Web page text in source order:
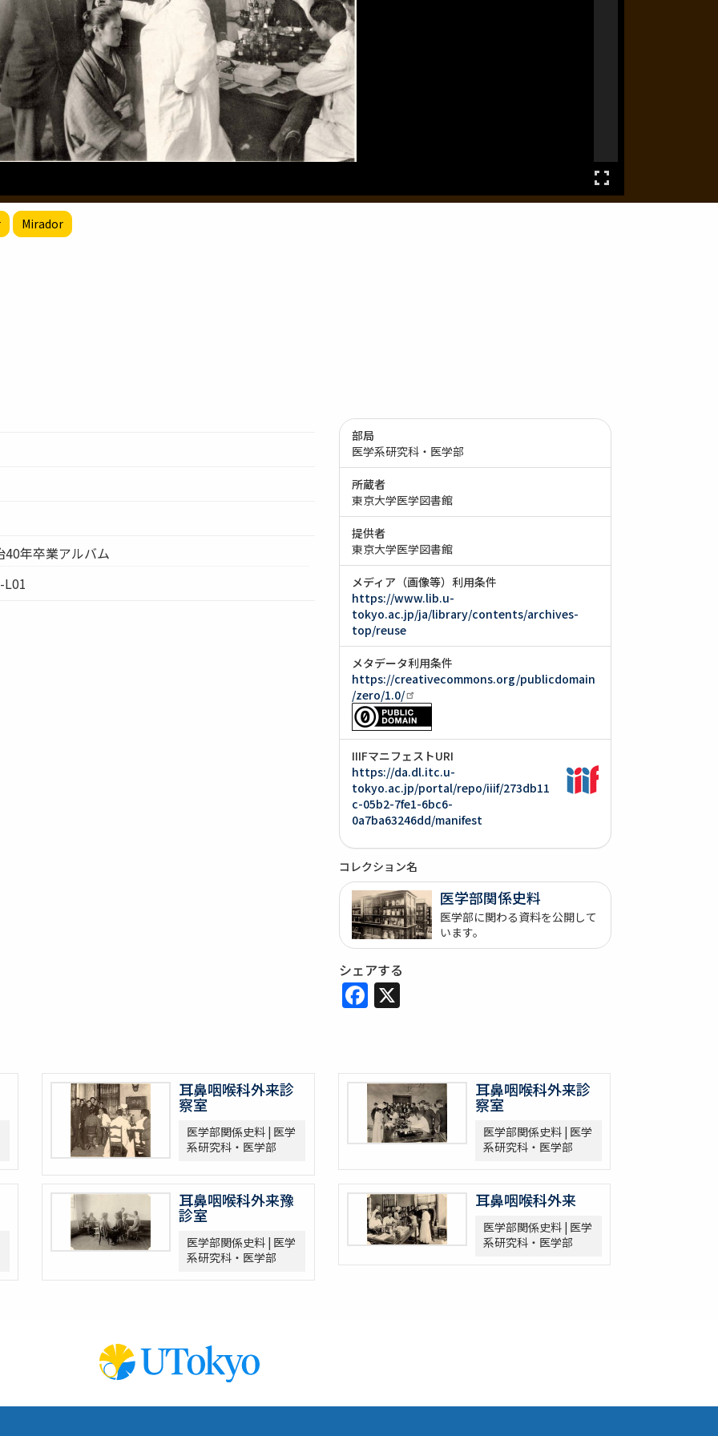
Mirador
年卒業アルバム
L01
部局
医学系研究科・医学部
所蔵者
東京大学医学図書館
提供者
東京大学医学図書館
メディア（画像等）利用条件
https://www.lib.u-
tokyo.ac.jp/ja/library/contents/archives-
top/reuse
メタデータ利用条件
https://creativecommons.org/publicdomain
/zero/1.0/
IIIFマニフェストURI
https://da.dl.itc.u-
tokyo.ac.jp/portal/repo/iiif/273db11
c-05b2-7fe1-6bc6-
0a7ba63246dd/manifest
コレクション名
医学部関係史料
医学部に関わる資料を公開して
います。
シェアする
Facebook
X
耳鼻咽喉科外来診
察室
医学部関係史料 | 医学
系研究科・医学部
耳鼻咽喉科外来診
察室
医学部関係史料 | 医学
系研究科・医学部
耳鼻咽喉科外来豫
診室
医学部関係史料 | 医学
系研究科・医学部
耳鼻咽喉科外来
医学部関係史料 | 医学
系研究科・医学部